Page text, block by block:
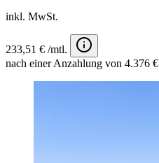
inkl. MwSt.
233,51 € /mtl.
nach einer Anzahlung von 4.376 €